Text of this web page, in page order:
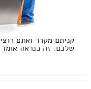
קניתם מקרר ואתם
שלכם. זה כנראה